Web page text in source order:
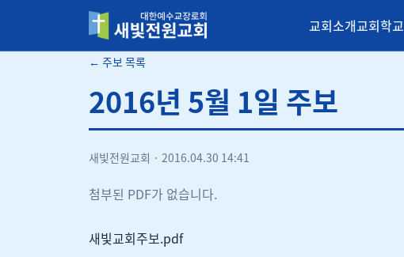
새빛전원교회 교회소개교회학교
← 주보 목록
2016년 5월 1일 주보
새빛전원교회 · 2016.04.30 14:41
첨부된 PDF가 없습니다.
새빛교회주보.pdf